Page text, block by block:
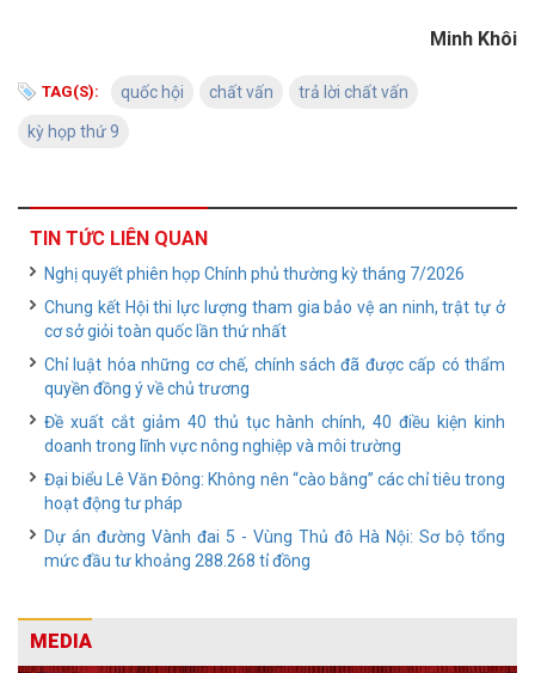
Minh Khôi
TAG(S): quốc hội chất vấn trả lời chất vấn
kỳ họp thứ 9
TIN TỨC LIÊN QUAN
Nghị quyết phiên họp Chính phủ thường kỳ tháng 7/2026
Chung kết Hội thi lực lượng tham gia bảo vệ an ninh, trật tự ở
cơ sở giỏi toàn quốc lần thứ nhất
Chỉ luật hóa những cơ chế, chính sách đã được cấp có thẩm
quyền đồng ý về chủ trương
Đề xuất cắt giảm 40 thủ tục hành chính, 40 điều kiện kinh
doanh trong lĩnh vực nông nghiệp và môi trường
Đại biểu Lê Văn Đông: Không nên “cào bằng” các chỉ tiêu trong
hoạt động tư pháp
Dự án đường Vành đai 5 - Vùng Thủ đô Hà Nội: Sơ bộ tổng
mức đầu tư khoảng 288.268 tỉ đồng
MEDIA